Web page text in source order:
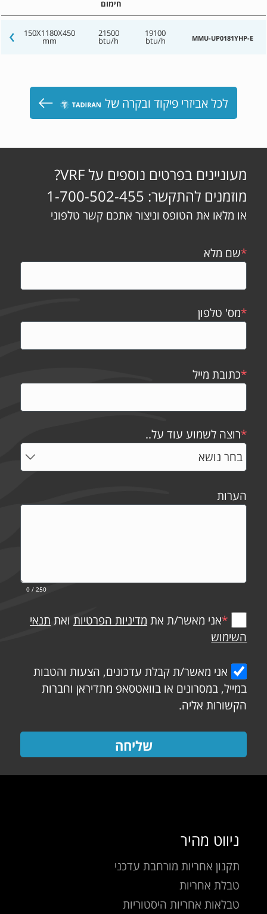
חימום
MMU-UP0181YHP-E
19100
btu/h
21500
btu/h
150X1180X450
mm
לכל אביזרי פיקוד ובקרה של
מעוניינים בפרטים נוספים על VRF?
מוזמנים להתקשר: 1-700-502-455
או מלאו את הטופס וניצור אתכם קשר טלפוני
*שם מלא
*מס' טלפון
*כתובת מייל
*רוצה לשמוע עוד על..
הערות
0 / 250
*אני מאשר/ת את מדיניות הפרטיות ואת תנאי
השימוש
אני מאשר/ת קבלת עדכונים, הצעות והטבות
במייל, במסרונים או בוואטסאפ מתדיראן וחברות
הקשורות אליה.
שליחה
ניווט מהיר
תקנון אחריות מורחבת עדכני
טבלת אחריות
טבלאות אחריות היסטוריות